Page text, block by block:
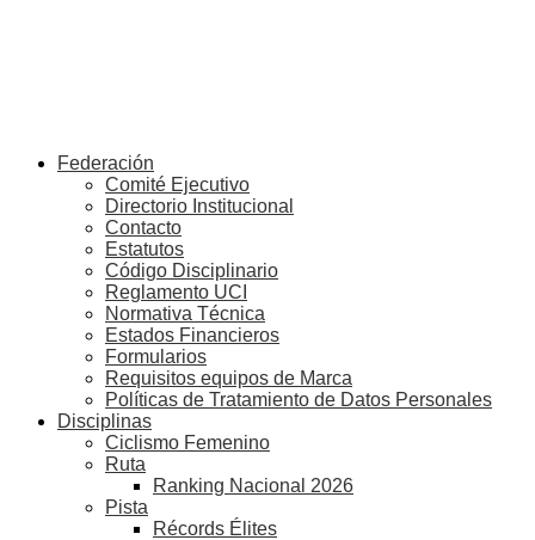
Federación
Comité Ejecutivo
Directorio Institucional
Contacto
Estatutos
Código Disciplinario
Reglamento UCI
Normativa Técnica
Estados Financieros
Formularios
Requisitos equipos de Marca
Políticas de Tratamiento de Datos Personales
Disciplinas
Ciclismo Femenino
Ruta
Ranking Nacional 2026
Pista
Récords Élites